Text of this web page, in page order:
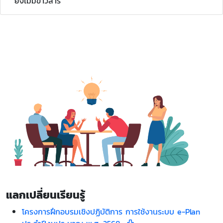
แลกเปลี่ยนเรียนรู้
โครงการฝึกอบรมเชิงปฏิบัติการ การใช้งานระบบ e-Plan